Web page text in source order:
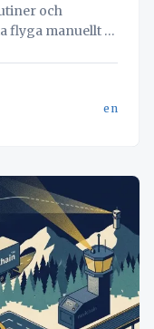
och
flyga manuellt –
en